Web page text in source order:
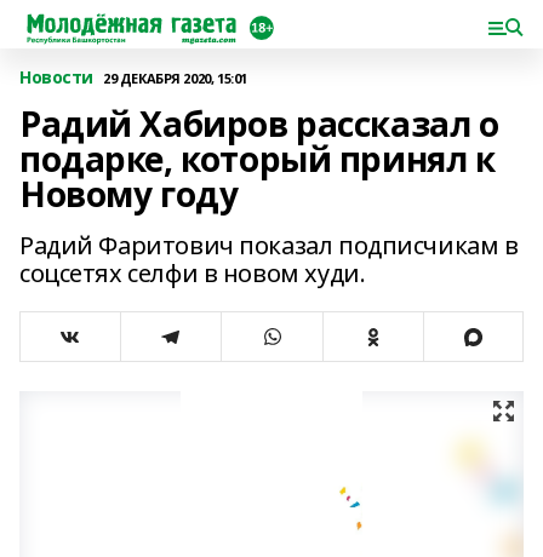
Новости 29 ДЕКАБРЯ 2020, 15:01
Радий Хабиров рассказал о
подарке, который принял к
Новому году
Радий Фаритович показал подписчикам в
соцсетях селфи в новом худи.